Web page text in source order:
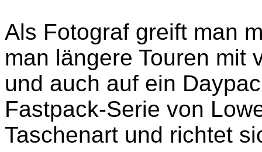
Als Fotograf greift man
man längere Touren mit
und auch auf ein
Fastpack-Serie von
Taschenart und richtet